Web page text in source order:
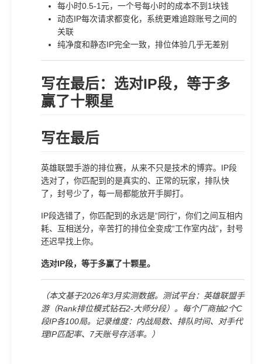
每小时0.5-1元，一个号每小时的成本不到1块钱
动态IP每次请求都变化，系统更难追踪账号之间的
关联
纯净度和静态IP完全一致，排位体验几乎无差别
写在最后：选对IP段，等于多
赢了十颗星
写在最后
英雄联盟手游的排位赛，从来不只是技术的博弈。IP段
选对了，你匹配到的是真实的、正常的玩家，排队快
了，封号少了，每一局都能放开手脚打。
IP段选错了，你匹配到的永远是“同行”，你们之间互相内
耗、互相送分，辛苦打的排位全变成“工作室内战”，封号
还迟早找上你。
选对IP段，等于多赢了十颗星。
（本文基于2026年3月实测数据。测试平台：英雄联盟手
游（Rank排位模式钻石2-大师分段）。每个厂商抽2个C
段IP各100局。记录维度：内战局数、排队时间、对手代
理IP匹配率、7天账号存活率。）